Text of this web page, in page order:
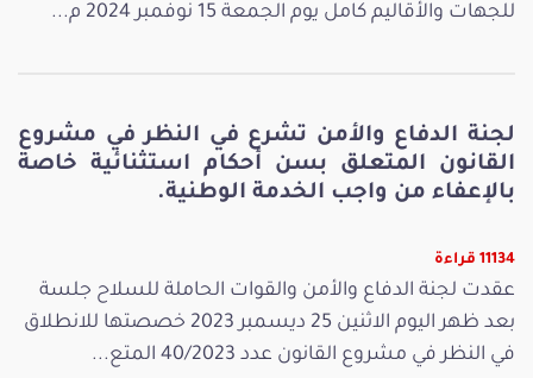
للجهات والأقاليم كامل يوم الجمعة 15 نوفمبر 2024 م...
لجنة الدفاع والأمن تشرع في النظر في مشروع
القانون المتعلق بسن أحكام استثنائية خاصة
بالإعفاء من واجب الخدمة الوطنية.
11134 قراءة
عقدت لجنة الدفاع والأمن والقوات الحاملة للسلاح جلسة
بعد ظهر اليوم الاثنين 25 ديسمبر 2023 خصصتها للانطلاق
في النظر في مشروع القانون عدد 40/2023 المتع...